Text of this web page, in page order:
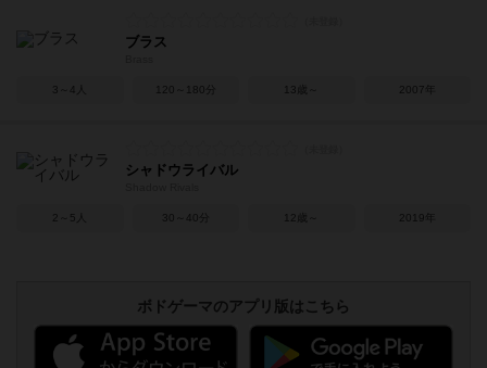
ブラス
3～4人 120～180分 13歳～ 2007年
シャドウライバル
2～5人 30～40分 12歳～ 2019年
ボドゲーマのアプリ版はこちら